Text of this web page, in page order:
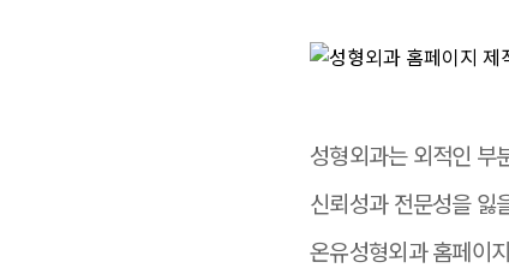
성형외과는 외적인 부
신뢰성과 전문성을 잃
온유성형외과 홈페이